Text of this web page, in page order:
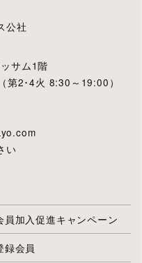
公社
サム1階
2･4火 8:30～19:00）
い
員加入促進キャンペーン
録会員